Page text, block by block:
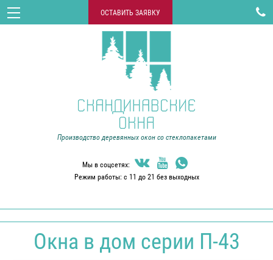

ОСТАВИТЬ ЗАЯВКУ
Производство деревянных окон со стеклопакетами
Мы в соцсетях:   
Режим работы: с 11 до 21 без выходных
Окна в дом серии П-43